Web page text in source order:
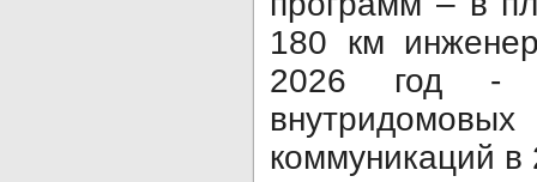
180 км
2026 год -
коммуникаций